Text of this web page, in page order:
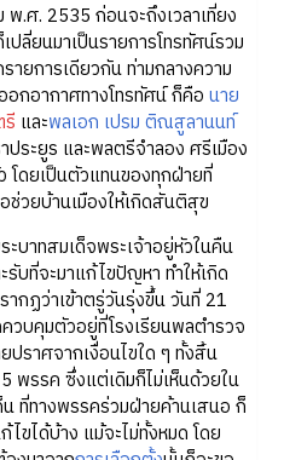
.ศ. 2535 ก่อนจะถึงเวลาเที่ยง
ลี่ยนมาเป็นรายการโทรทัศน์รวม
ายการเดียวกัน ท่ามกลางความ
กอากาศทางโทรทัศน์ ก็คือ นาย
และพลเอก เปรม ติณสูลานนท์
ระยูร และพลตรีจำลอง ศรีเมือง
โดยเป็นตัวแทนของทุกฝ่ายที่
ช่วยบ้านเมืองให้เกิดสันติสุข
บาทสมเด็จพระเจ้าอยู่หัวในคืน
ที่จะมาแก้ไขปัญหา ทำให้เกิด
ากฏว่าเข้าตรู่วันรุ่งขึ้น วันที่ 21
บคุมตัวอยู่ที่โรงเรียนพลตำรวจ
ปราศจากเงื่อนไขใด ๆ ทั้งสิ้น
พรรค ซึ่งแต่เดิมก็ไม่เห็นด้วยใน
น ที่ทางพรรคร่วมฝ่ายค้านเสนอ ก็
ขได้บ้าง แม้จะไม่ทั้งหมด โดย